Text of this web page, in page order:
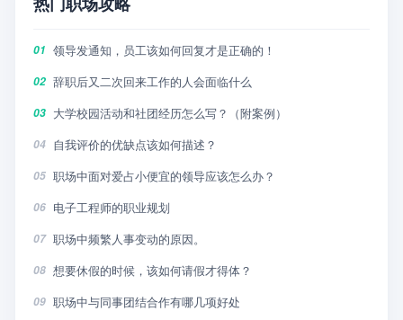
01 领导发通知，员工该如何回复才是正确的！
02 辞职后又二次回来工作的人会面临什么
03 大学校园活动和社团经历怎么写？（附案例）
04 自我评价的优缺点该如何描述？
05 职场中面对爱占小便宜的领导应该怎么办？
06 电子工程师的职业规划
07 职场中频繁人事变动的原因。
08 想要休假的时候，该如何请假才得体？
09 职场中与同事团结合作有哪几项好处